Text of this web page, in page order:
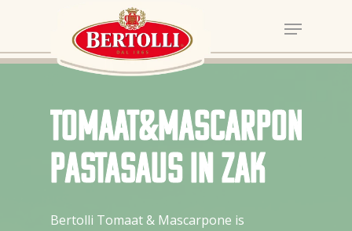
Tomaat&Mascarpone
pastasaus in zak
Bertolli Tomaat & Mascarpone is